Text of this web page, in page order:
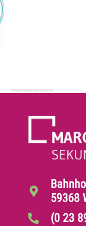
59368
(0 23